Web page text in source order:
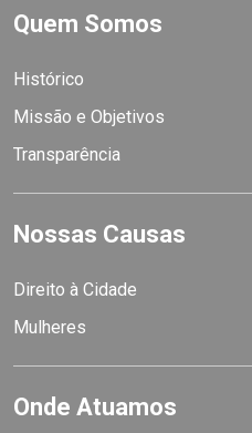
Quem Somos
Histórico
Missão e Objetivos
Transparência
Nossas Causas
Direito à Cidade
Mulheres
Onde Atuamos